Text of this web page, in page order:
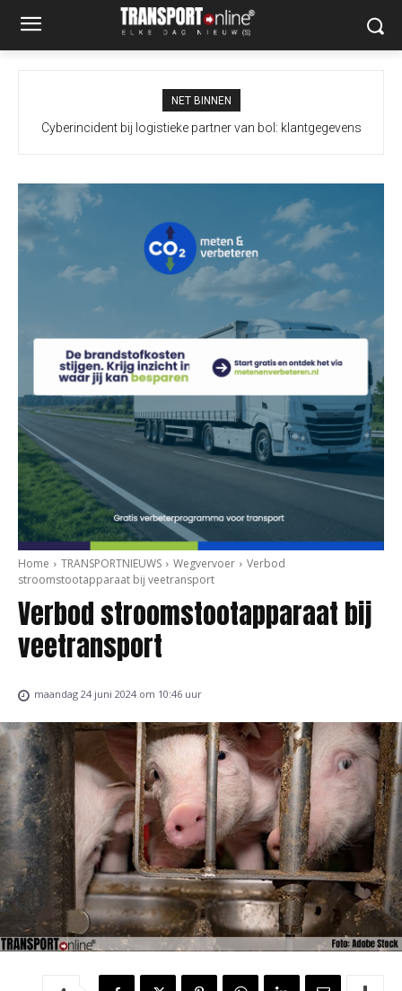
NET BINNEN
Cyberincident bij logistieke partner van bol: klantgegevens
Duitse politie bevestigt: gevonden drone op luchthaven Leipzig
Home TRANSPORTNIEUWS Wegvervoer
Verbod
stroomstootapparaat bij veetransport
Verbod stroomstootapparaat bij
veetransport
maandag 24 juni 2024 om 10:46 uur